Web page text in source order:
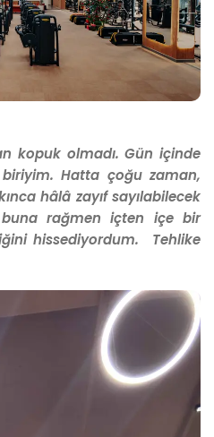
kopuk olmadı. Gün içinde
Hatta çoğu zaman,
hâlâ zayıf sayılabilecek
rağmen içten içe bir
hissediyordum. Tehlike